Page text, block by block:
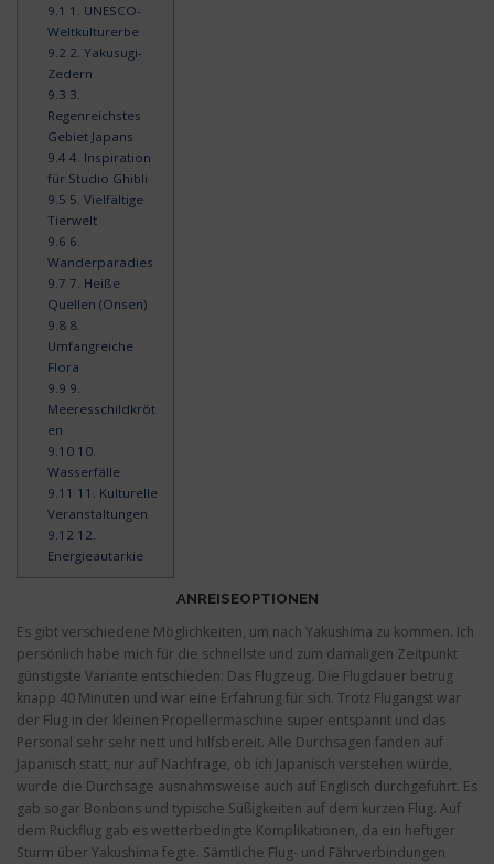
9.1 1. UNESCO-
Weltkulturerbe
9.2 2. Yakusugi-
Zedern
9.3 3.
Regenreichstes
Gebiet Japans
9.4 4. Inspiration
für Studio Ghibli
9.5 5. Vielfältige
Tierwelt
9.6 6.
Wanderparadies
9.7 7. Heiße
Quellen (Onsen)
9.8 8.
Umfangreiche
Flora
9.9 9.
Meeresschildkröt
en
9.10 10.
Wasserfälle
9.11 11. Kulturelle
Veranstaltungen
9.12 12.
Energieautarkie
ANREISEOPTIONEN
Es gibt verschiedene Möglichkeiten, um nach Yakushima zu kommen. Ich
persönlich habe mich für die schnellste und zum damaligen Zeitpunkt
günstigste Variante entschieden: Das Flugzeug. Die Flugdauer betrug
knapp 40 Minuten und war eine Erfahrung für sich. Trotz Flugangst war
der Flug in der kleinen Propellermaschine super entspannt und das
Personal sehr sehr nett und hilfsbereit. Alle Durchsagen fanden auf
Japanisch statt, nur auf Nachfrage, ob ich Japanisch verstehen würde,
wurde die Durchsage ausnahmsweise auch auf Englisch durchgeführt. Es
gab sogar Bonbons und typische Süßigkeiten auf dem kurzen Flug. Auf
dem Rückflug gab es wetterbedingte Komplikationen, da ein heftiger
Sturm über Yakushima fegte. Sämtliche Flug- und Fährverbindungen